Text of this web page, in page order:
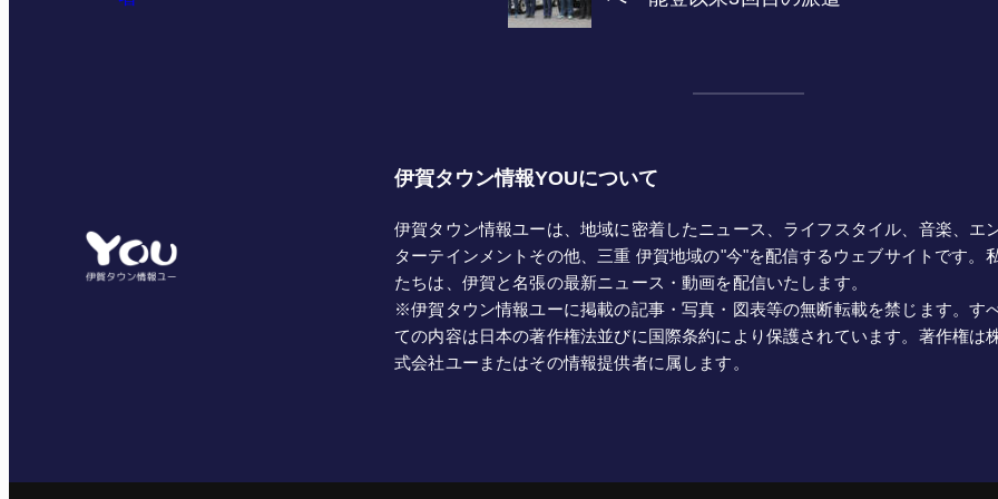
伊賀タウン情報YOUについて
伊賀タウン情報ユーは、地域に密着したニュース、ライフスタイル、音楽、エ
ターテインメントその他、三重 伊賀地域の"今"を配信するウェブサイトです。
たちは、伊賀と名張の最新ニュース・動画を配信いたします。
※伊賀タウン情報ユーに掲載の記事・写真・図表等の無断転載を禁じます。す
ての内容は日本の著作権法並びに国際条約により保護されています。著作権は
式会社ユーまたはその情報提供者に属します。